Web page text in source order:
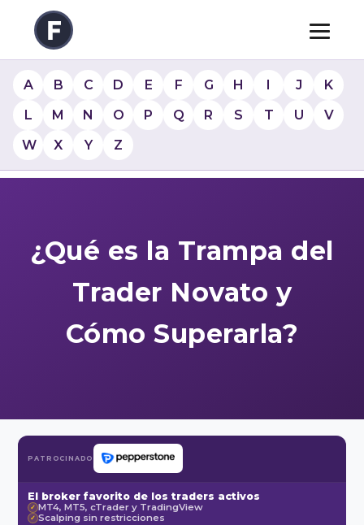
A B C D E F G H I J
K
L
M N O P Q R S T U
V
W
X Y Z
¿Qué es la Trampa del
Trader Novato y
Cómo Superarla?
PATROCINADO
El broker favorito de los traders activos
✓ MT4, MT5, cTrader y TradingView
✓ Scalping sin restricciones